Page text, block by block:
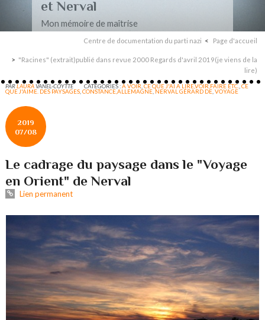
et Nerval
Mon mémoire de maîtrise
Centre de documentation du parti nazi Page d'accueil
"Racines" (extrait)publié dans revue 2000 Regards d'avril 2019(je viens de la
lire)
PARLAURAVANEL-COYTTE CATÉGORIES :A VOIR ,CE QUE J'AI A LIRE,VOIR,FAIRE ETC. ,CE
QUE J'AIME. DES PAYSAGES ,CONSTANCE,ALLEMAGNE ,NERVAL GÉRARD DE ,VOYAGE
2019
07/08
Le cadrage du paysage dans le "Voyage
en Orient" de Nerval
Lien permanent